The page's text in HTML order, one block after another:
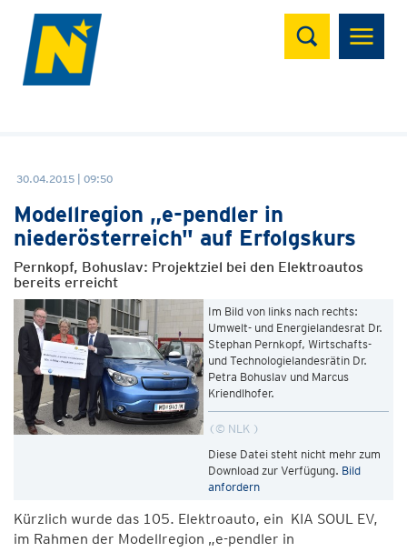
Suchen
30.04.2015 | 09:50
Modellregion „e-pendler in
niederösterreich" auf Erfolgskurs
Pernkopf, Bohuslav: Projektziel bei den Elektroautos
bereits erreicht
Im Bild von links nach rechts:
Umwelt- und Energielandesrat Dr.
Stephan Pernkopf, Wirtschafts-
und Technologielandesrätin Dr.
Petra Bohuslav und Marcus
Kriendlhofer.
© NLK
Diese Datei steht nicht mehr zum
Download zur Verfügung. Bild
anfordern
Kürzlich wurde das 105. Elektroauto, ein KIA SOUL EV,
im Rahmen der Modellregion „e-pendler in